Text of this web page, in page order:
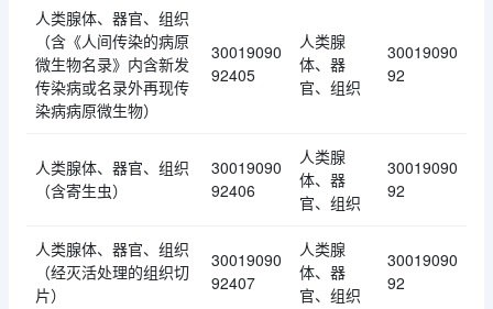
人类腺体、器官、组织
（含《人间传染的病原
微生物名录》内含新发
传染病或名录外再现传
染病病原微生物）
30019090
92405
人类腺
体、器
官、组织
30019090
92
人类腺体、器官、组织
（含寄生虫）
30019090
92406
人类腺
体、器
官、组织
30019090
92
人类腺体、器官、组织
（经灭活处理的组织切
片）
30019090
92407
人类腺
体、器
官、组织
30019090
92